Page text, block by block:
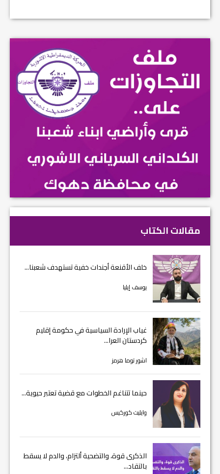
مقالات الكتاب
خلف الأقنعة أجندات خفية تستهدف شعبنا...
يوسف إيليا
غياب الإرادة السياسية في حكومة إقليم
كردستان العرا...
اشور توما هرمز
حينما تتناغم الخطوات مع قضية تعتبر حيوية...
وايليت كوركيس
الذكرى قوة، والتضحية ألتزام، والدم لا يسقط
بالتقاد...